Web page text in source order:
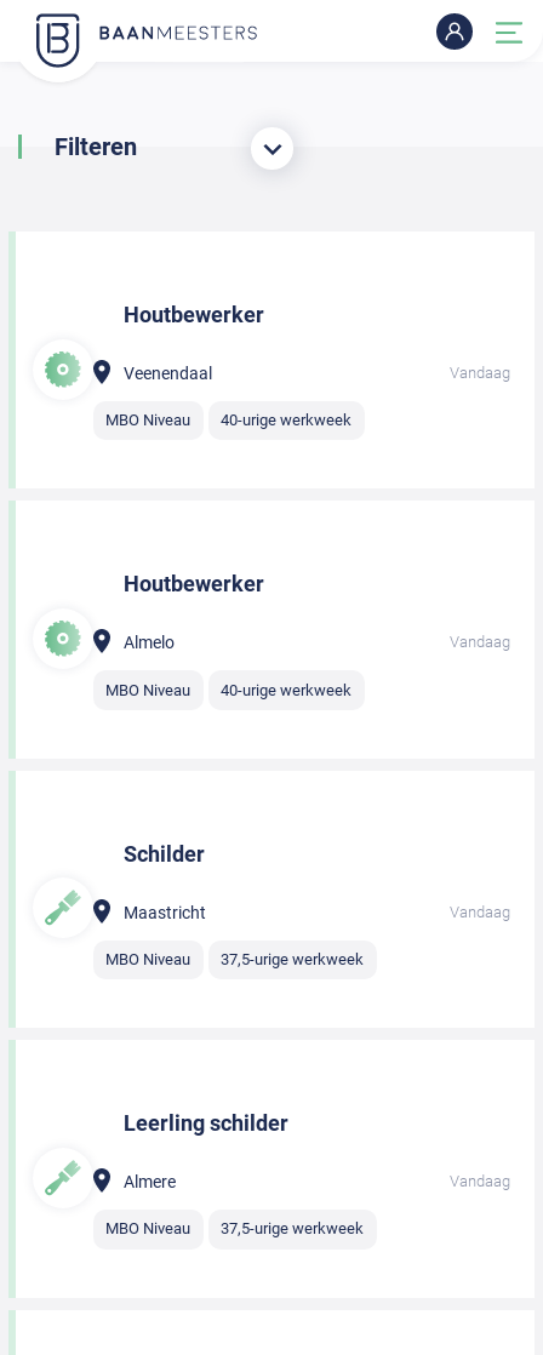
Filteren
Houtbewerker
Veenendaal Vandaag
MBO Niveau 40-urige werkweek
Houtbewerker
Almelo Vandaag
MBO Niveau 40-urige werkweek
Schilder
Maastricht Vandaag
MBO Niveau 37,5-urige werkweek
Leerling schilder
Almere Vandaag
MBO Niveau 37,5-urige werkweek